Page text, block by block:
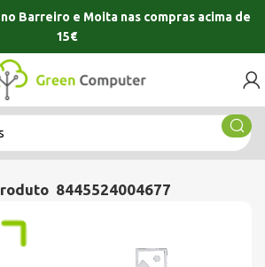
Barreiro e Moitanas compras acima de
15€
8445524004677